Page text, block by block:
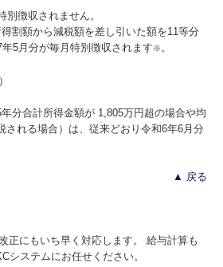
別徴収されません。
割額から減税額を差し引いた額を11等分
5月分が毎月特別徴収されます※。
分合計所得金額が 1,805万円超の場合や均
される場合）は、従来どおり令和6年6月分
▲ 戻る